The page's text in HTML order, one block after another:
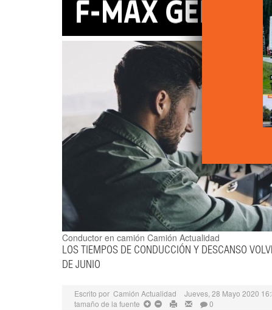
Conductor en camión Camión Actualidad
LOS TIEMPOS DE CONDUCCIÓN Y DESCANSO
DE JUNIO
Escrito por Camión Actualidad
Jueves, 28 Mayo 2020
tamaño de la fuente
0